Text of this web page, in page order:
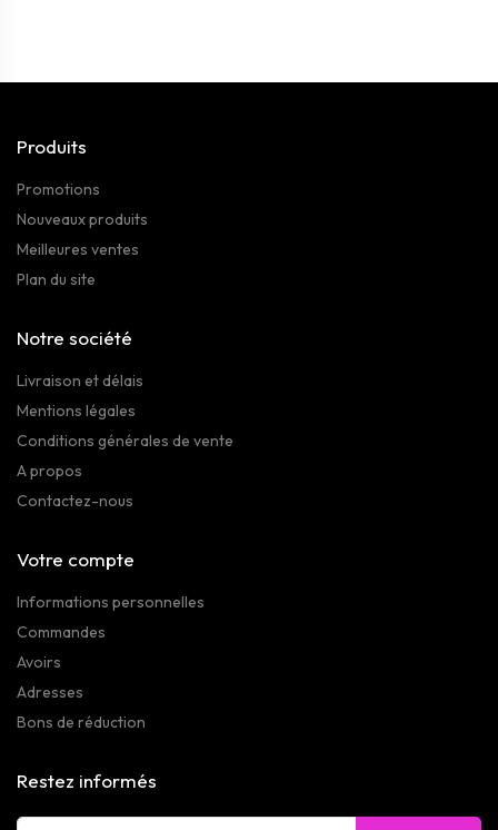
Produits
Promotions
Nouveaux produits
Meilleures ventes
Plan du site
Notre société
Livraison et délais
Mentions légales
Conditions générales de vente
A propos
Contactez-nous
Votre compte
Informations personnelles
Commandes
Avoirs
Adresses
Bons de réduction
Restez informés